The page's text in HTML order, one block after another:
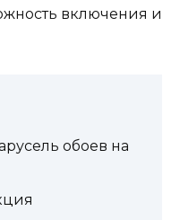
включения и
обоев на